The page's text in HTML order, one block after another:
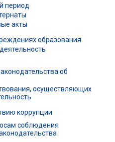
период
акты
образования
об
осуществляющих
коррупции
соблюдения